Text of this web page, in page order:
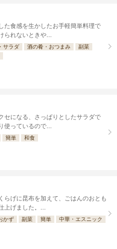
た食感を生かしたお手軽簡単料理で
られないときや...
サラダ 酒の肴・おつまみ
副菜
セになる、さっぱりとしたサラダで
使っているので...
簡単 和食
らげに昆布を加えて、ごはんのおとも
上げました。...
かず 副菜 簡単 中華・エスニック